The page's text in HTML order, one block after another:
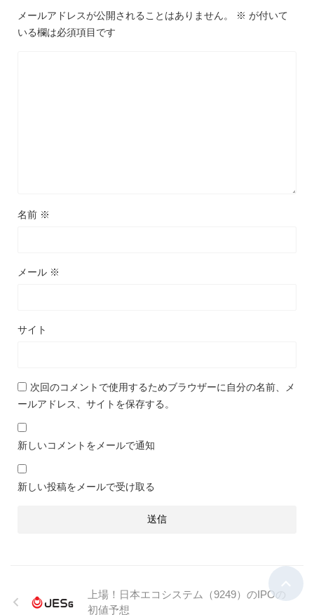
メールアドレスが公開されることはありません。 ※ が付いて
いる欄は必須項目です
名前 ※
メール ※
サイト
次回のコメントで使用するためブラウザーに自分の名前、メ
ールアドレス、サイトを保存する。
新しいコメントをメールで通知
新しい投稿をメールで受け取る
上場！日本エコシステム（9249）のIPOの
初値予想